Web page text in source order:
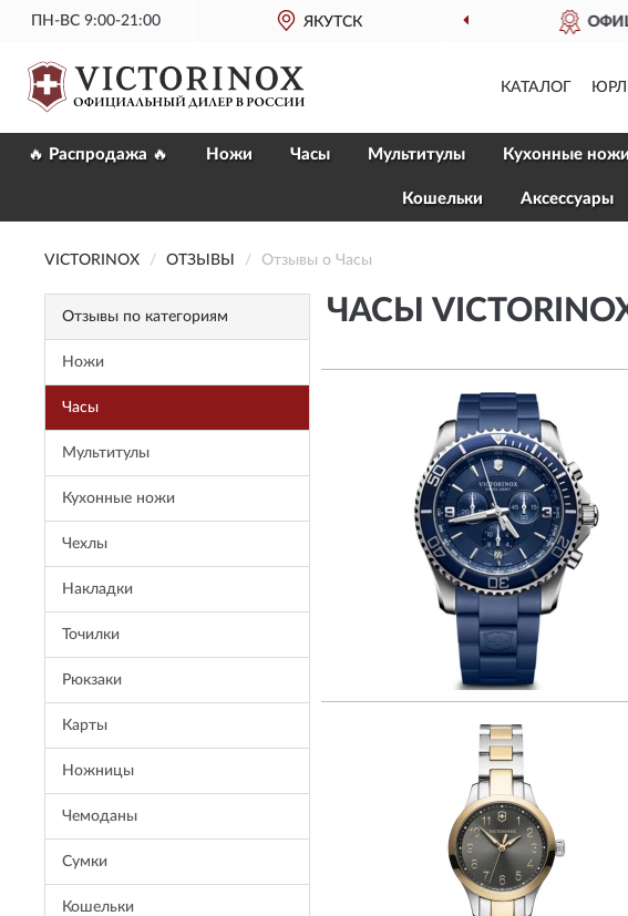
ПН-ВС 9:00-21:00 ЯКУТСК
ОФИЦИАЛЬНЫЙМАГАЗИН VICTORINOX
КАТАЛОГ
🔥 Распродажа 🔥 Ножи Часы Мультитулы Кухонные ножи
Кошельки Aксессуары
VICTORINOX ОТЗЫВЫ Отзывы о Часы
Отзывы по категориям
Ножи
Часы
Мультитулы
Кухонные ножи
Чехлы
Накладки
Точилки
Рюкзаки
Карты
Ножницы
Чемоданы
Сумки
Кошельки
ЧАСЫ